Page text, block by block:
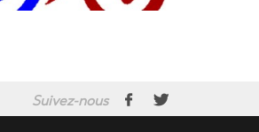
Suivez-nous